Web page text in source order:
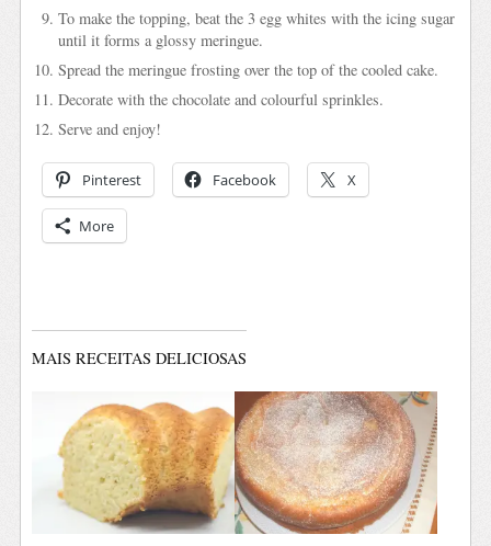
To make the topping, beat the 3 egg whites with the icing sugar
until it forms a glossy meringue.
Spread the meringue frosting over the top of the cooled cake.
Decorate with the chocolate and colourful sprinkles.
Serve and enjoy!
Pinterest Facebook X
More
MAIS RECEITAS DELICIOSAS